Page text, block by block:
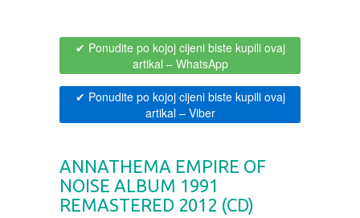
DRUSTVENA IGRA
DUH I TELO
EROTSKI
✔ Ponudite po kojoj cijeni biste kupili ovaj
artikal – WhatsApp
✔ Ponudite po kojoj cijeni biste kupili ovaj
artikal– Viber
ANNATHEMA EMPIRE OF
NOISE ALBUM 1991
REMASTERED 2012 (CD)